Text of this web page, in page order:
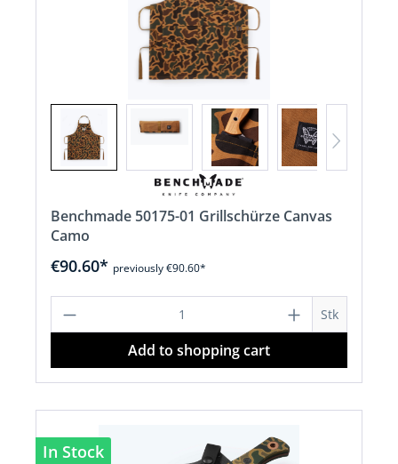
Benchmade 50175-01 Grillschürze Canvas
Camo
€90.60* previously €90.60*
Product Quantity: Enter the desired
Stk
Add to shopping cart
In Stock